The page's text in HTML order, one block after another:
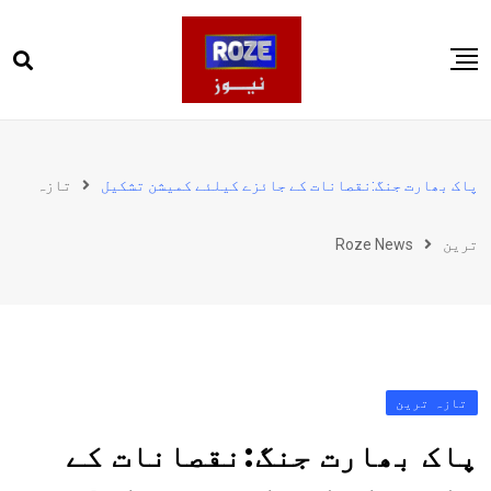
to
پاکستان
کھیل
پاک بھارت جنگ:نقصانات کے جائزے کیلئے کمیشن تشکیل تازہ
ترین Roze News
تازہ ترین
پاک بھارت جنگ:نقصانات کے